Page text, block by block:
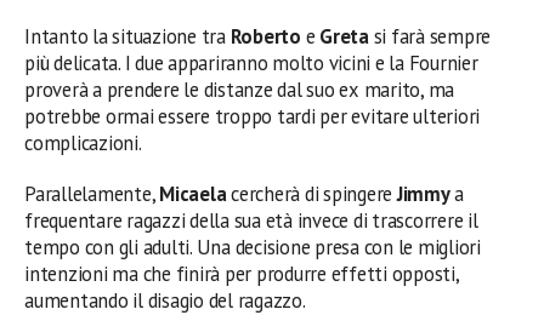
Intanto la situazione tra Roberto e Gretasi farà sempre
più delicata. I due appariranno molto vicini e la Fournier
proverà a prendere le distanze dal suo ex marito, ma
potrebbe ormai essere troppo tardi per evitare ulteriori
complicazioni.
Parallelamente,Micaelacercherà di spingereJimmya
frequentare ragazzi della sua età invece di trascorrere il
tempo con gli adulti. Una decisione presa con le migliori
intenzioni ma che finirà per produrre effetti opposti,
aumentando il disagio del ragazzo.